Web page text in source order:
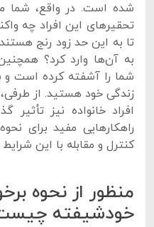
شده است. در واقع، شما
تحقیرهای این افراد چه
تا به این حد زود رنج
به آن‌ها وارد کرد؟
شما را آشفته کرده است و
زندگی خود هستید. از طرفی،
افراد خانواده نیز
راهکارهایی مفید برای
کنترل و مقابله با این
منظور از نحوه
خودشیفته